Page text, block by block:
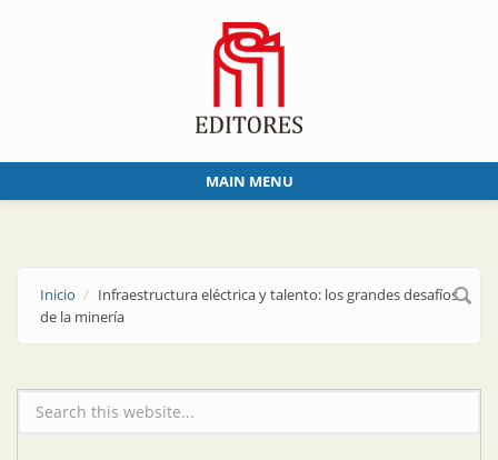
MAIN MENU
Inicio
Infraestructura eléctrica y talento: los grandes desafíos
de la minería
Formulario de búsqueda